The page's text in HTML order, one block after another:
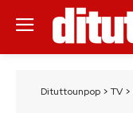
Dituttounpop> TV>